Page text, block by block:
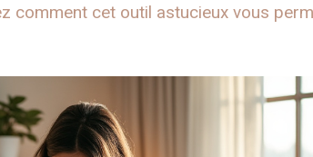
comment cet outil astucieux vous